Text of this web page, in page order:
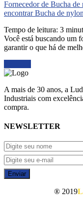
Fornecedor de Bucha de
encontrar Bucha de nylon
Tempo de leitura: 3
Você está buscando um
garantir o que há de
A mais de 30 anos, a
Industriais com
compra.
NEWSLETTER
Enviar
® 2019